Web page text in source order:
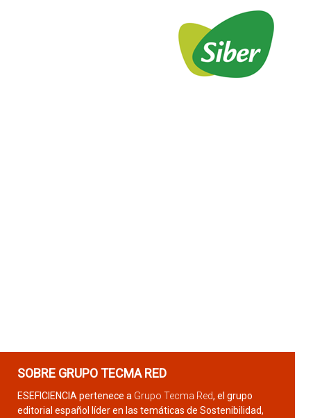
SOBRE GRUPO TECMA RED
ESEFICIENCIA pertenece a Grupo Tecma Red, el grupo
editorial español líder en las temáticas de Sostenibilidad,